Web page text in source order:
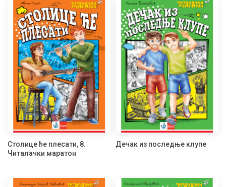
Столице ће плесати, 8.
Читалачки маратон
Дечак из последње клупе